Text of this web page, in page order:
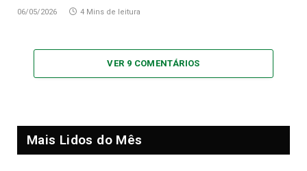
06/05/2026 4 Mins de leitura
VER 9 COMENTÁRIOS
Mais Lidos do Mês